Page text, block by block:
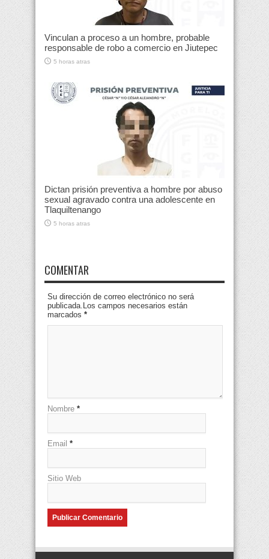
Vinculan a proceso a un hombre, probable
responsable de robo a comercio en Jiutepec
5 horas atras
Dictan prisión preventiva a hombre por abuso
sexual agravado contra una adolescente en
Tlaquiltenango
5 horas atras
COMENTAR
Su dirección de correo electrónico no será
publicada.Los campos necesarios están
marcados *
Nombre *
Email *
Sitio Web